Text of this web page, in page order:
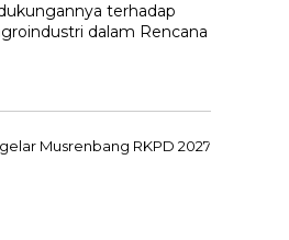
terhadap
dalam Rencana